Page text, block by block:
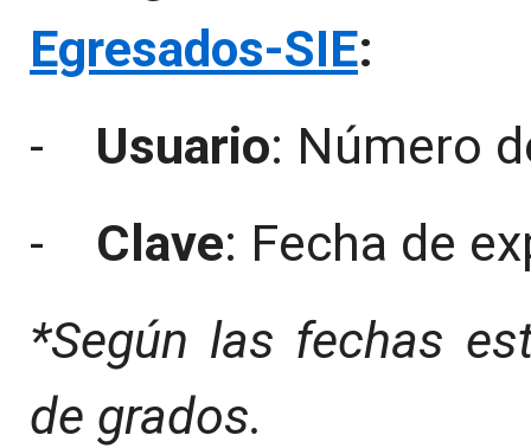
Egresados-SIE:
- Usuario: Número
- Clave: Fecha de
*Según las fechas
de grados.